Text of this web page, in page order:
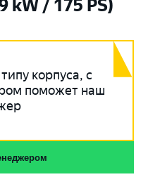
kW / 175 PS)
корпуса, с
поможет наш